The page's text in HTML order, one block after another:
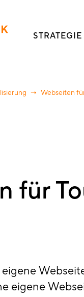
STRATEGIE
Webseiten
für
eigene